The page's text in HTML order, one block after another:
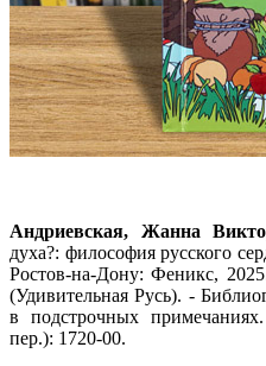
Андриевская, Жанна
духа?: философия русского
Ростов-на-Дону: Феникс,
(Удивительная Русь). -
в подстрочных
пер.): 1720-00.